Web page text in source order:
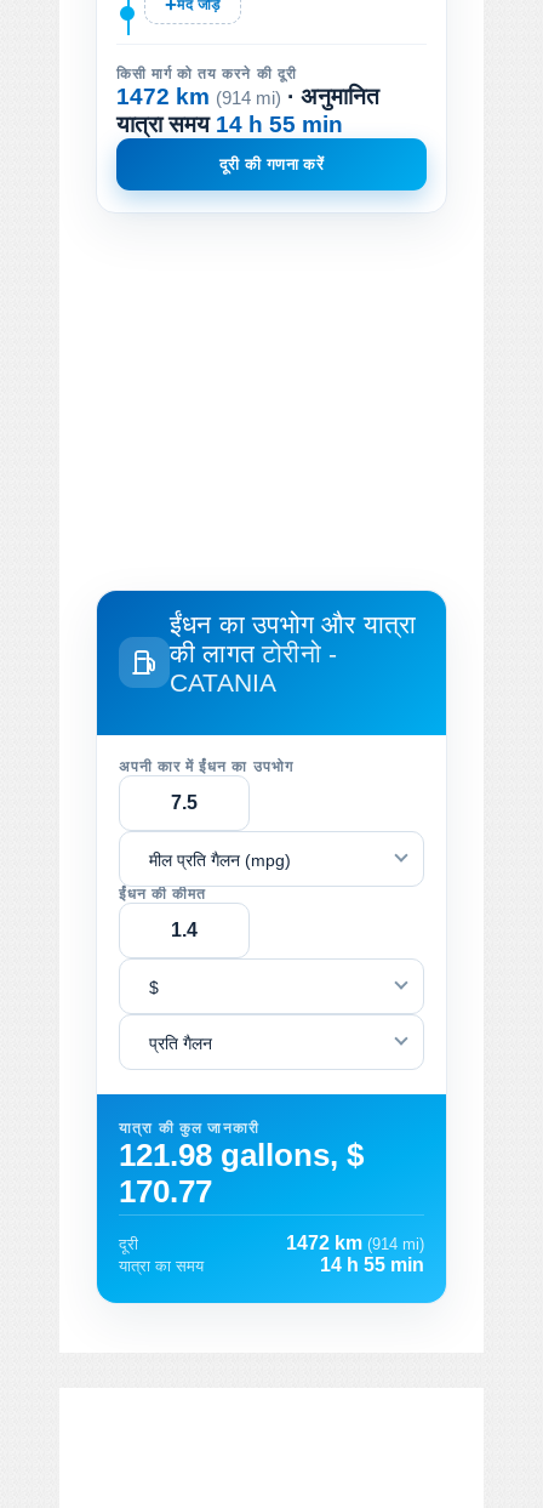
मद जोड़ें
किसी मार्ग को तय करने की दूरी
1472 km (914 mi) · अनुमानित
यात्रा समय 14 h 55 min
दूरी की गणना करें
ईंधन का उपभोग और यात्रा
की लागतटोरीनो -
CATANIA
अपनी कार में ईंधन का उपभोग
मील प्रति गैलन (mpg)
ईंधन की कीमत
$
प्रति गैलन
यात्रा की कुल जानकारी
121.98 gallons, $
170.77
दूरी 1472 km (914 mi)
यात्रा का समय
14 h 55 min